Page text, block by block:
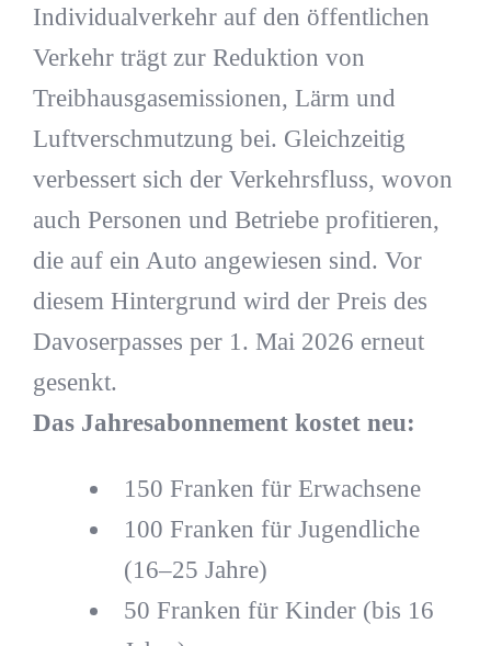
Individualverkehr auf den öffentlichen
Verkehr trägt zur Reduktion von
Treibhausgasemissionen, Lärm und
Luftverschmutzung bei. Gleichzeitig
verbessert sich der Verkehrsfluss, wovon
auch Personen und Betriebe profitieren,
die auf ein Auto angewiesen sind. Vor
diesem Hintergrund wird der Preis des
Davoserpasses per 1. Mai 2026 erneut
gesenkt.
Das Jahresabonnement kostet neu:
150 Franken für Erwachsene
100 Franken für Jugendliche
(16–25 Jahre)
50 Franken für Kinder (bis 16